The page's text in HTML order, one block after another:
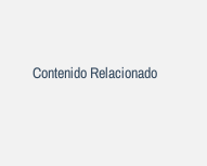
Contenido Relacionado